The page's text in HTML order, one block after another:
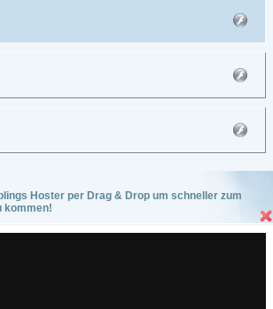
Hoster per Drag & Drop um schneller zum
kommen!